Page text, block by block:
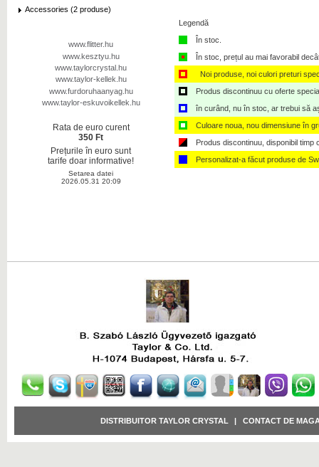
Accessories (2 produse)
www.flitter.hu
www.kesztyu.hu
www.taylorcrystal.hu
www.taylor-kellek.hu
www.furdoruhaanyag.hu
www.taylor-eskuvoikellek.hu
Rata de euro curent
350 Ft
Prețurile în euro sunt
tarife doar informative!
Setarea datei
2026.05.31 20:09
Legendă
În stoc.
În stoc, prețul au mai favorabil
Noi produse, noi culori preturi
Produs discontinuu cu oferte
în curând, nu în stoc, ar trebui să
Culoare noua, nou dimensiune în
Produs discontinuu, disponibil timp
Personalizat-a făcut produse de
DISTRIBUITOR TAYLOR CRYSTAL | CONTACT DE